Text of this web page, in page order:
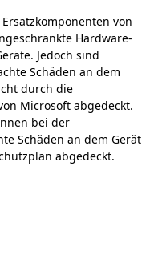
von
Hardware-
Jedoch sind
Schäden an dem
durch die
Microsoft abgedeckt.
bei der
Schäden an dem Gerät
abgedeckt.